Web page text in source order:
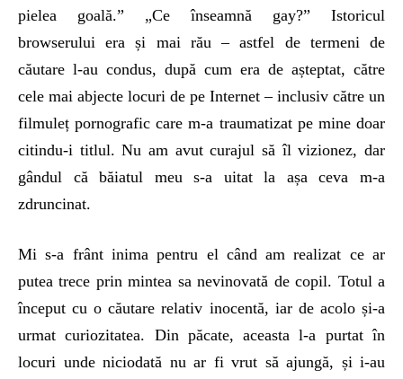
pielea goală.” „Ce înseamnă gay?” Istoricul
browserului era și mai rău – astfel de termeni de
căutare l-au condus, după cum era de așteptat, către
cele mai abjecte locuri de pe Internet – inclusiv către un
filmuleț pornografic care m-a traumatizat pe mine doar
citindu-i titlul. Nu am avut curajul să îl vizionez, dar
gândul că băiatul meu s-a uitat la așa ceva m-a
zdruncinat.
Mi s-a frânt inima pentru el când am realizat ce ar
putea trece prin mintea sa nevinovată de copil. Totul a
început cu o căutare relativ inocentă, iar de acolo și-a
urmat curiozitatea. Din păcate, aceasta l-a purtat în
locuri unde niciodată nu ar fi vrut să ajungă, și i-au